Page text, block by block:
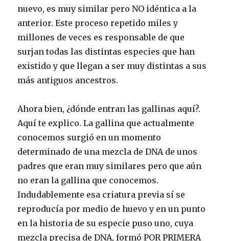
nuevo, es muy similar pero NO idéntica a la
anterior. Este proceso repetido miles y
millones de veces es responsable de que
surjan todas las distintas especies que han
existido y que llegan a ser muy distintas a sus
más antiguos ancestros.
Ahora bien, ¿dónde entran las gallinas aquí?.
Aquí te explico. La gallina que actualmente
conocemos surgió en un momento
determinado de una mezcla de DNA de unos
padres que eran muy similares pero que aún
no eran la gallina que conocemos.
Indudablemente esa criatura previa sí se
reproducía por medio de huevo y en un punto
en la historia de su especie puso uno, cuya
mezcla precisa de DNA, formó POR PRIMERA